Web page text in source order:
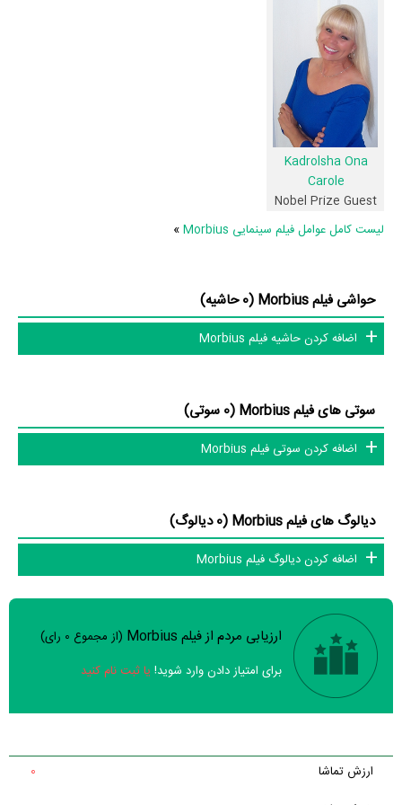
این حد قانع نیستیم؛ باید به‌کمک علاقمندان فیلم، سریال و تئاتر، این
دایرة‌المعارف آنلاین و بانک اطلاعات هنرمندان و آثار سینما، تلویزیون و تئاتر را
کامل و کامل‌تر کنیم.
Kadrolsha Ona
Carole
Nobel Prize Guest
لیست کامل عوامل فیلم سینمایی Morbius
»
حواشی فیلم Morbius (0 حاشیه)
اضافه کردن حاشیه فیلم Morbius
سوتی های فیلم Morbius (0 سوتی)
اضافه کردن سوتی فیلم Morbius
دیالوگ های فیلم Morbius (0 دیالوگ)
اضافه کردن دیالوگ فیلم Morbius
سوالات نظرسنجی ( 8 سوال)
خیر
ارزیابی مردم از فیلم Morbius (از مجموع 0 رای)
برای امتیاز دادن وارد شوید! یا ثبت نام کنید
ارزش تماشا
0